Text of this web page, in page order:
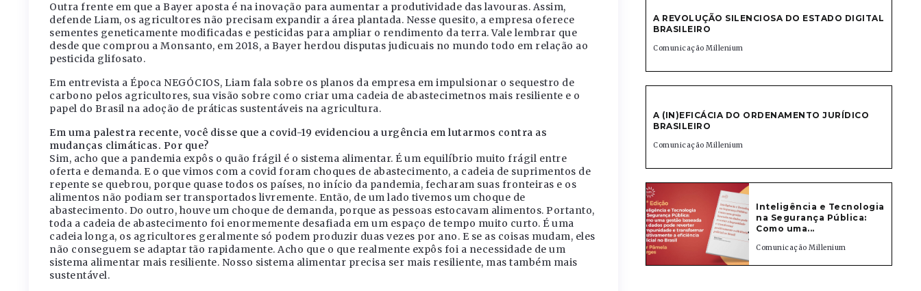
Outra frente em que a Bayer aposta é na inovação para aumentar a produtividade das lavouras. Assim,
defende Liam, os agricultores não precisam expandir a área plantada. Nesse quesito, a empresa oferece
sementes geneticamente modificadas e pesticidas para ampliar o rendimento da terra. Vale lembrar que
desde que comprou a Monsanto, em 2018, a Bayer herdou disputas judicuais no mundo todo em relação ao
pesticida glifosato.
Em entrevista a Época NEGÓCIOS, Liam fala sobre os planos da empresa em impulsionar o sequestro de
carbono pelos agricultores, sua visão sobre como criar uma cadeia de abastecimetnos mais resiliente e o
papel do Brasil na adoção de práticas sustentáveis na agricultura.
Em uma palestra recente, você disse que a covid-19 evidenciou a urgência em lutarmos contra as
mudanças climáticas. Por que?
Sim, acho que a pandemia expôs o quão frágil é o sistema alimentar. É um equilíbrio muito frágil entre
oferta e demanda. E o que vimos com a covid foram choques de abastecimento, a cadeia de suprimentos de
repente se quebrou, porque quase todos os países, no início da pandemia, fecharam suas fronteiras e os
alimentos não podiam ser transportados livremente. Então, de um lado tivemos um choque de
abastecimento. Do outro, houve um choque de demanda, porque as pessoas estocavam alimentos. Portanto,
toda a cadeia de abastecimento foi enormemente desafiada em um espaço de tempo muito curto. É uma
cadeia longa, os agricultores geralmente só podem produzir duas vezes por ano. E se as coisas mudam, eles
não conseguem se adaptar tão rapidamente. Acho que o que realmente expôs foi a necessidade de um
sistema alimentar mais resiliente. Nosso sistema alimentar precisa ser mais resiliente, mas também mais
sustentável.
A REVOLUÇÃO SILENCIOSA DO ESTADO DIGITAL
BRASILEIRO
Comunicação Millenium
A (IN)EFICÁCIA DO ORDENAMENTO JURÍDICO
BRASILEIRO
Comunicação Millenium
Inteligência e Tecnologia
na Segurança Pública:
Como uma...
Comunicação Millenium